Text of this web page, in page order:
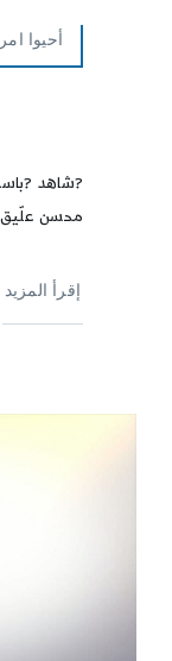
أحيوا
?️شاهد
محسن علّيق
إقرأ المزيد